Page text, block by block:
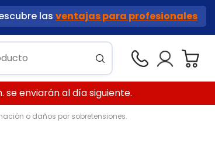
las ventajas para profesionales
se enviarán al día siguiente.
o daños por sobretensiones.